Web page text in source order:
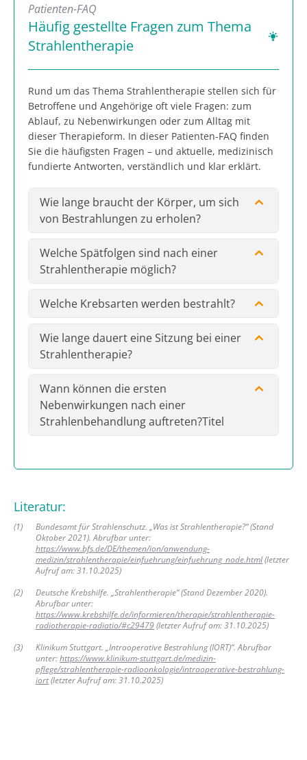
Patienten-FAQ
Häufig gestellte Fragen zum Thema
Strahlentherapie
Rund um das Thema Strahlentherapie stellen sich für
Betroffene und Angehörige oft viele Fragen: zum
Ablauf, zu Nebenwirkungen oder zum Alltag mit
dieser Therapieform. In dieser Patienten-FAQ finden
Sie die häufigsten Fragen – und aktuelle, medizinisch
fundierte Antworten, verständlich und klar erklärt.
Wie lange braucht der Körper, um sich
von Bestrahlungen zu erholen?
Welche Spätfolgen sind nach einer
Strahlentherapie möglich?
Welche Krebsarten werden bestrahlt?
Wie lange dauert eine Sitzung bei einer
Strahlentherapie?
Wann können die ersten
Nebenwirkungen nach einer
Strahlenbehandlung auftreten?Titel
Literatur:
(1)
Bundesamt für Strahlenschutz. „Was ist Strahlentherapie?“ (Stand
Oktober 2021). Abrufbar unter:
https://www.bfs.de/DE/themen/ion/anwendung-
medizin/strahlentherapie/einfuehrung/einfuehrung_node.html(letzter
Aufruf am: 31.10.2025)
(2)
Deutsche Krebshilfe. „Strahlentherapie“ (Stand Dezember 2020).
Abrufbar unter:
https://www.krebshilfe.de/informieren/therapie/strahlentherapie-
radiotherapie-radiatio/#c29479(letzter Aufruf am: 31.10.2025)
(3)
Klinikum Stuttgart. „Intraoperative Bestrahlung (IORT)“. Abrufbar
unter:https://www.klinikum-stuttgart.de/medizin-
pflege/strahlentherapie-radioonkologie/intraoperative-bestrahlung-
iort(letzter Aufruf am: 31.10.2025)